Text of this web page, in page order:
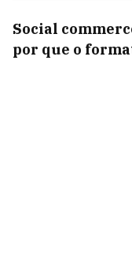
Social
por que o